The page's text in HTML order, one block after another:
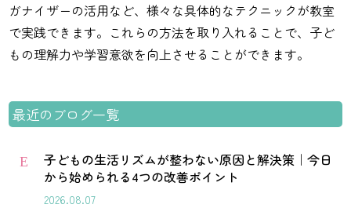
ガナイザーの活用など、様々な具体的なテクニックが教室
で実践できます。これらの方法を取り入れることで、子ど
もの理解力や学習意欲を向上させることができます。
最近のブログ一覧
E
子どもの生活リズムが整わない原因と解決策｜今日
から始められる4つの改善ポイント
2026.08.07